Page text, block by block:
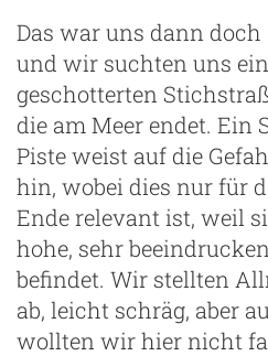
Das war uns dann doch
und wir suchten uns
geschotterten
die am Meer endet. Ein
Piste weist auf die
hin, wobei dies nur für
Ende relevant ist, weil
hohe, sehr
befindet. Wir stellten
ab, leicht schräg, aber
wollten wir hier nicht